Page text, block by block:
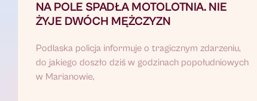
NA POLE SPADŁA MOTOLOTNIA. NIE
ŻYJE DWÓCH MĘŻCZYZN
Podlaska policja informuje o tragicznym zdarzeniu,
do jakiego doszło dziś w godzinach popołudniowych
w Marianowie,